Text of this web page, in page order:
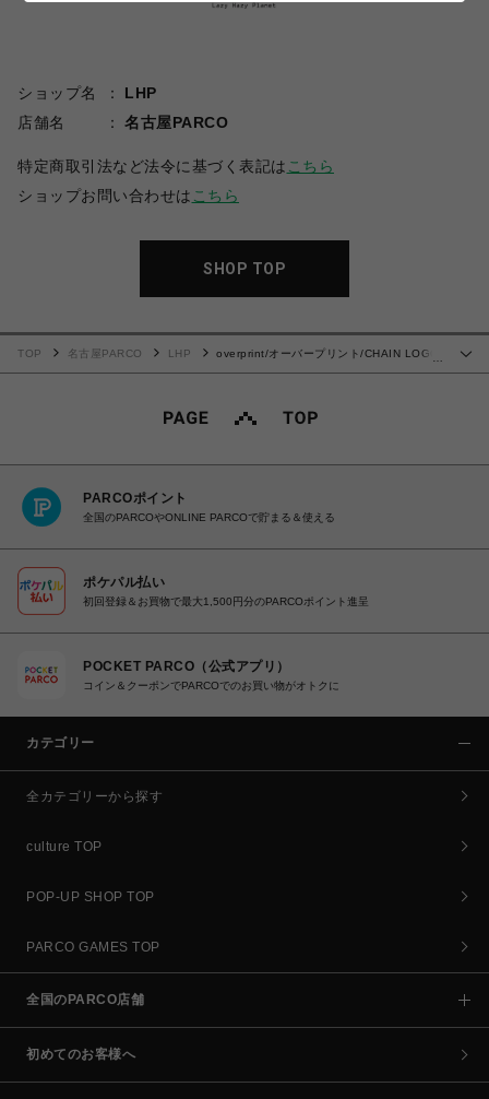
ショップ名
LHP
店舗名
名古屋PARCO
特定商取引法など法令に基づく表記は こちら
ショップお問い合わせは こちら
SHOP TOP
…
TOP 名古屋PARCO LHP
overprint/オーバープリント/CHAIN LOGO
PARCOポイント
全国のPARCOやONLINE PARCOで貯まる＆使える
ポケパル払い
初回登録＆お買物で最大1,500円分のPARCOポイント進呈
POCKET PARCO（公式アプリ）
コイン＆クーポンでPARCOでのお買い物がオトクに
カテゴリー
全カテゴリーから探す
culture TOP
POP-UP SHOP TOP
PARCO GAMES TOP
全国のPARCO店舗
初めてのお客様へ